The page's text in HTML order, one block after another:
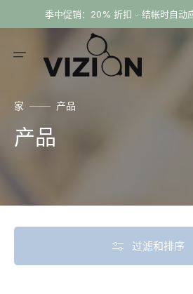
内
季中促销：20% 折扣 - 结帐时自动
家 产品
收
产品
过滤和排序